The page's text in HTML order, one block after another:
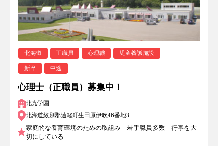
北海道 正職員 心理職 児童養護施設
新卒 中途
心理士（正職員）募集中！
北光学園
北海道紋別郡遠軽町生田原伊吹46番地3
家庭的な養育環境のための取組み｜若手職員多数｜行事を大
切にしている